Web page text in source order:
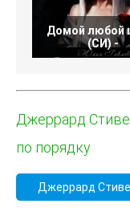
Домой любой
(СИ) -
Джеррард
по порядку
Джеррард